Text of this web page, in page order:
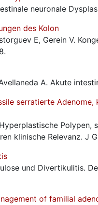
neuronale
des Kolon
E, Gerein V.
A. Akute
serratierte
klinische Relevanz. J
und Divertikulitis.
of familial